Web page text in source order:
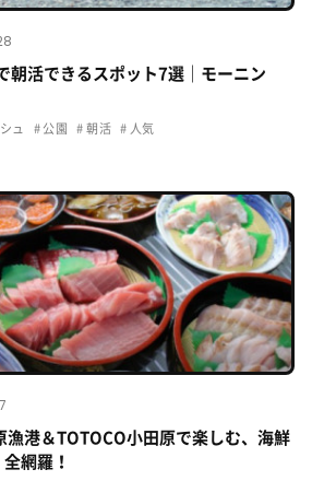
朝活できるスポット7選｜モーニン
ュ 公園 朝活 人気
漁港＆TOTOCO小田原で楽しむ、海鮮
網羅！